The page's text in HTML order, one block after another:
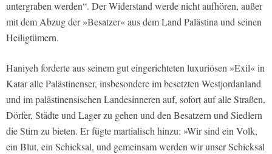
untergraben werden“. Der Widerstand werde nicht aufhören, außer
mit dem Abzug der »Besatzer« aus dem Land Palästina und seinen
Heiligtümern.
Haniyeh forderte aus seinem gut eingerichteten luxuriösen »Exil« in
Katar alle Palästinenser, insbesondere im besetzten Westjordanland
und im palästinensischen Landesinneren auf, sofort auf alle Straßen,
Dörfer, Städte und Lager zu gehen und den Besatzern und Siedlern
die Stirn zu bieten. Er fügte martialisch hinzu: »Wir sind ein Volk,
ein Blut, ein Schicksal, und gemeinsam werden wir unser Schicksal